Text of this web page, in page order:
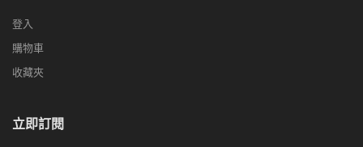
登入
購物車
收藏夾
立即訂閱